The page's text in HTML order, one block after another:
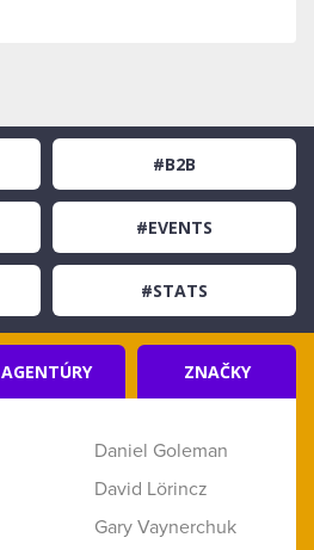
#B2B
#EVENTS
#STATS
AGENTÚRY ZNAČKY
Daniel Goleman
David Lörincz
Gary Vaynerchuk